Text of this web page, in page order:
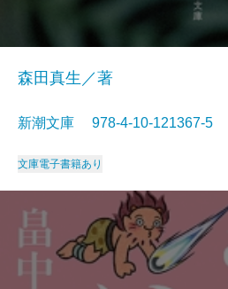
森田真生／著
新潮文庫 978-4-10-121367-
文庫電子書籍あり